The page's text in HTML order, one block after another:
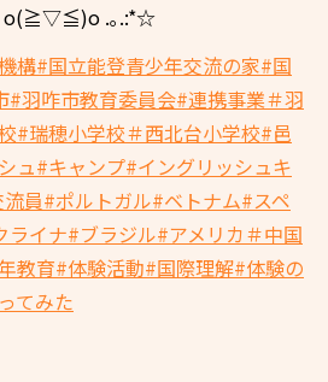
. o(≧▽≦)o .｡.:*☆
構#国立能登青少年交流の家#国
#羽咋市教育委員会#連携事業＃羽
#瑞穂小学校＃西北台小学校#邑
ュ#キャンプ#イングリッシュキ
員#ポルトガル#ベトナム#スペ
ライナ#ブラジル#アメリカ＃中国
教育#体験活動#国際理解#体験の
てみた